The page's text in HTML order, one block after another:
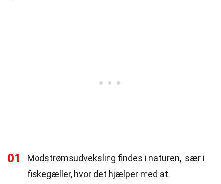
01
Modstrømsudveksling findes i naturen, især i
fiskegæller, hvor det hjælper med at